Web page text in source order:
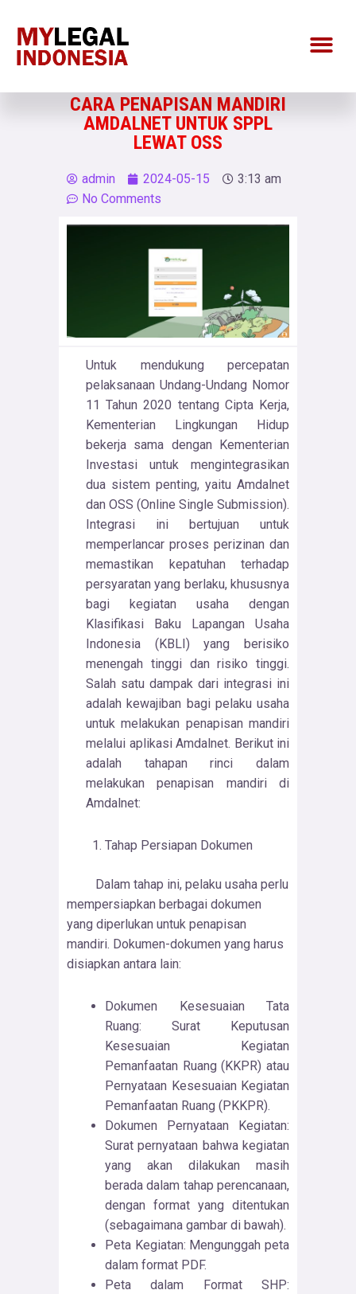
CARA PENAPISAN MANDIRI
AMDALNET UNTUK SPPL
LEWAT OSS
admin 2024-05-15
3:13 am
No Comments
Untuk mendukung percepatan
pelaksanaan Undang-Undang Nomor
11 Tahun 2020 tentang Cipta Kerja,
Kementerian Lingkungan Hidup
bekerja sama dengan Kementerian
Investasi untuk mengintegrasikan
dua sistem penting, yaitu Amdalnet
dan OSS (Online Single Submission).
Integrasi ini bertujuan untuk
memperlancar proses perizinan dan
memastikan kepatuhan terhadap
persyaratan yang berlaku, khususnya
bagi kegiatan usaha dengan
Klasifikasi Baku Lapangan Usaha
Indonesia (KBLI) yang berisiko
menengah tinggi dan risiko tinggi.
Salah satu dampak dari integrasi ini
adalah kewajiban bagi pelaku usaha
untuk melakukan penapisan mandiri
melalui aplikasi Amdalnet. Berikut ini
adalah tahapan rinci dalam
melakukan penapisan mandiri di
Amdalnet:
Tahap Persiapan Dokumen
Dalam tahap ini, pelaku usaha perlu
mempersiapkan berbagai dokumen
yang diperlukan untuk penapisan
mandiri. Dokumen-dokumen yang harus
disiapkan antara lain:
Dokumen Kesesuaian Tata
Ruang: Surat Keputusan
Kesesuaian Kegiatan
Pemanfaatan Ruang (KKPR) atau
Pernyataan Kesesuaian Kegiatan
Pemanfaatan Ruang (PKKPR).
Dokumen Pernyataan Kegiatan:
Surat pernyataan bahwa kegiatan
yang akan dilakukan masih
berada dalam tahap perencanaan,
dengan format yang ditentukan
(sebagaimana gambar di bawah).
Peta Kegiatan: Mengunggah peta
dalam format PDF.
Peta dalam Format SHP: